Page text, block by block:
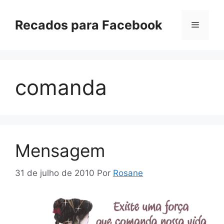
paraRecados para Facebook Menu
comanda
Mensagem
31 de julho de 2010 Por Rosane